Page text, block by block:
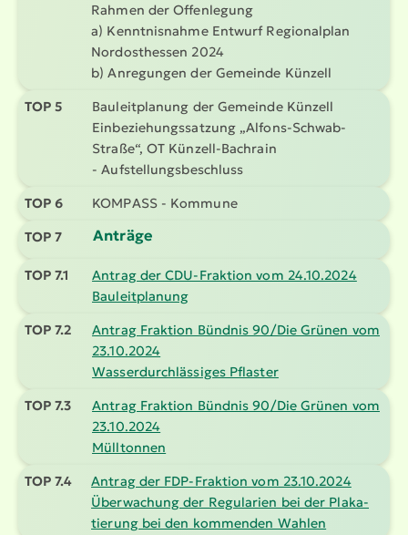
Rahmen der Offenlegung
a) Kennt­nis­nahme Entwurf Regio­nalplan
Nordost­hessen 2024
b) Anregungen der Gemeinde Künzell
TOP 5
Bauleit­planung der Gemeinde Künzell
Einbe­zie­hungs­satzung „Alfons-Schwab-
Straße“, OT Künzell-Bachrain
- Aufstel­lungs­be­schluss
TOP 6 KOMPASS - Kommune
TOP 7 Anträge
TOP 7.1
Antrag der CDU-Fraktion vom 24.10.2024
Bauleit­planung
TOP 7.2
Antrag Fraktion Bündnis 90/Die Grünen vom
23.10.2024
Wasser­durch­läs­siges Pflaster
TOP 7.3
Antrag Fraktion Bündnis 90/Die Grünen vom
23.10.2024
Mülltonnen
TOP 7.4
Antrag der FDP-Fraktion vom 23.10.2024
Überwachung der Regularien bei der Plaka­
tierung bei den kommenden Wahlen